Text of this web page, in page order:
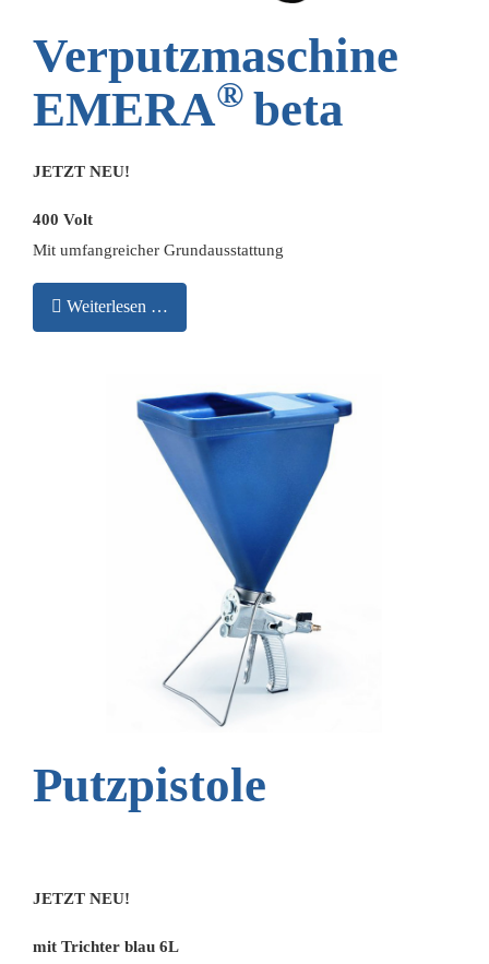
Verputzmaschine
EMERA® beta
JETZT NEU!
400 Volt
Mit umfangreicher Grundausstattung
Weiterlesen …
Putzpistole
JETZT NEU!
mit Trichter blau 6L